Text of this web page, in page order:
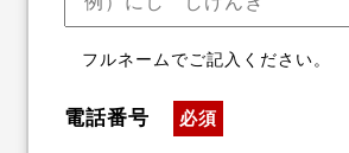
フルネームでご記入ください。
電話番号 必須